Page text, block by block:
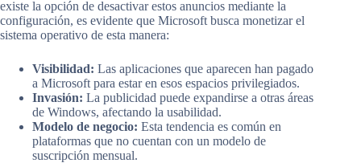
existe la opción de desactivar estos anuncios mediante la
configuración, es evidente que Microsoft busca monetizar el
sistema operativo de esta manera:
Visibilidad: Las aplicaciones que aparecen han pagado
a Microsoft para estar en esos espacios privilegiados.
Invasión: La publicidad puede expandirse a otras áreas
de Windows, afectando la usabilidad.
Modelo de negocio: Esta tendencia es común en
plataformas que no cuentan con un modelo de
suscripción mensual.